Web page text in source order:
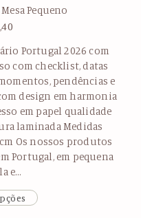
Pequeno
Portugal 2026 com
com checklist, datas
pendências e
design em harmonia
em papel qualidade
laminada Medidas
Os nossos produtos
Portugal, em pequena
e…